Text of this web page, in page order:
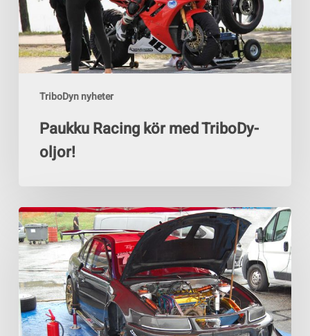
TriboDyn nyheter
Paukku Racing kör med TriboDy-
oljor!
Framgångsrike
Timeattack-
föraren
Jani
Koskinen
har
flyttat